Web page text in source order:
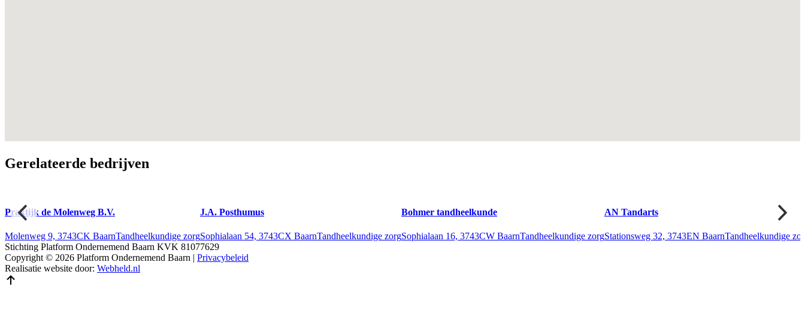
Gerelateerde bedrijven
Praktijk de Molenweg B.V.
Molenweg 9, 3743CK BaarnTandheelkundige zorg
J.A. Posthumus
Sophialaan 54, 3743CX BaarnTandheelkundige zorg
Bohmer tandheelkunde
Sophialaan 16, 3743CW BaarnTandheelkundige zorg
AN Tandarts
Stationsweg 32, 3743EN BaarnTandheelkundige
Stichting Platform Ondernemend Baarn KVK 81077629
Copyright © 2026 Platform Ondernemend Baarn | Privacybeleid
Realisatie website door: Webheld.nl